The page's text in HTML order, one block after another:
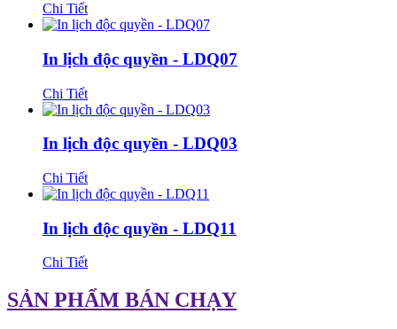
Chi Tiết
In lịch độc quyền - LDQ07
Chi Tiết
In lịch độc quyền - LDQ03
Chi Tiết
In lịch độc quyền - LDQ11
Chi Tiết
SẢN PHẨM BÁN CHẠY